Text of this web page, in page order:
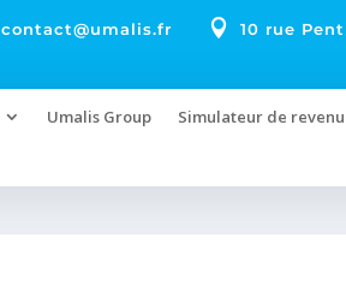
contact@umalis.fr  10 rue
Umalis Group Simulateur de revenu